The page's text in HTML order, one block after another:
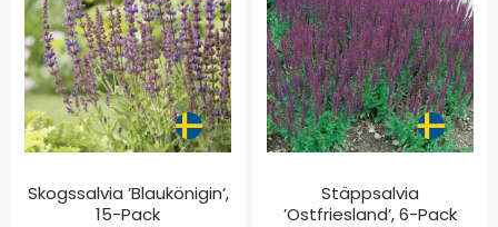
Skogssalvia ’Blaukönigin’,
15-Pack
Stäppsalvia
’Ostfriesland’, 6-Pack